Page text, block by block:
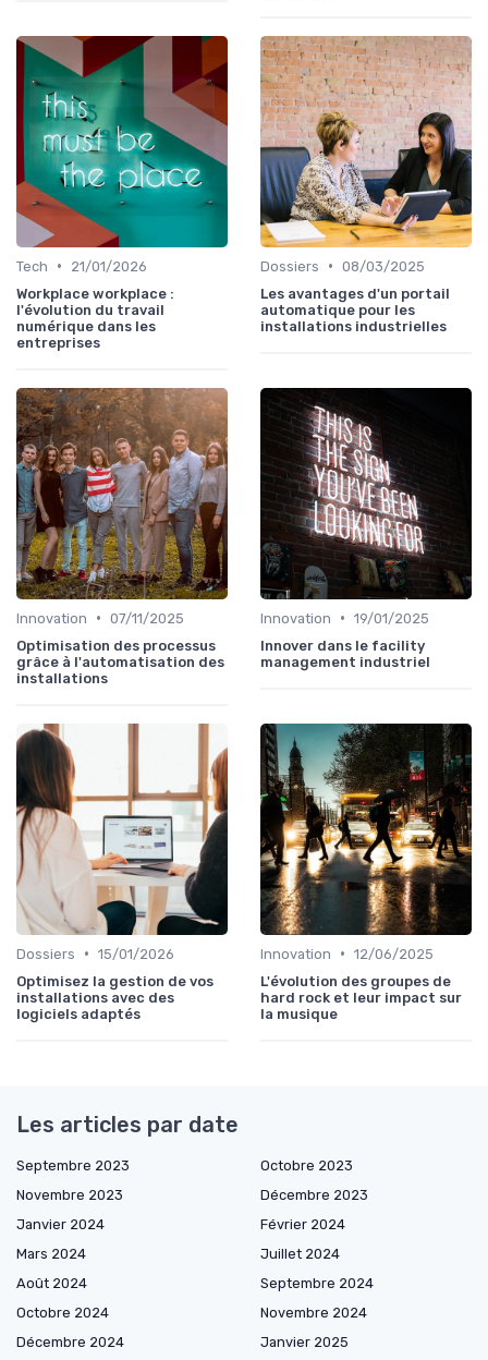
Tech •
21/01/2026
Workplace workplace :
l'évolution du travail
numérique dans les
entreprises
Dossiers • 08/03/2025
Les avantages d'un portail
automatique pour les
installations industrielles
Innovation • 07/11/2025
Optimisation des processus
grâce à l'automatisation des
installations
Innovation • 19/01/2025
Innover dans le facility
management industriel
Dossiers • 15/01/2026
Optimisez la gestion de vos
installations avec des
logiciels adaptés
Innovation • 12/06/2025
L'évolution des groupes de
hard rock et leur impact sur
la musique
Les articles par date
Septembre 2023
Octobre 2023
Novembre 2023
Décembre 2023
Janvier 2024
Février 2024
Mars 2024
Juillet 2024
Août 2024
Septembre 2024
Octobre 2024
Novembre 2024
Décembre 2024
Janvier 2025